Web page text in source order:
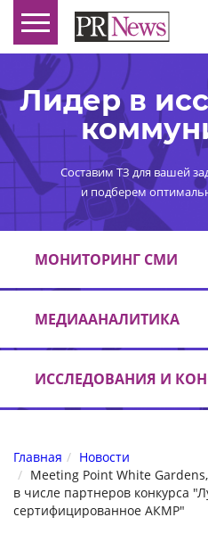
Лидер в
Составим ТЗ для вашей
и подберем
МОНИТОРИНГ СМИ
МЕДИААНАЛИТИКА
ИССЛЕДОВАНИЯ И
Главная
Новости
Meeting Point White
в числе партнеров конкурса
сертифицированное АКМР"